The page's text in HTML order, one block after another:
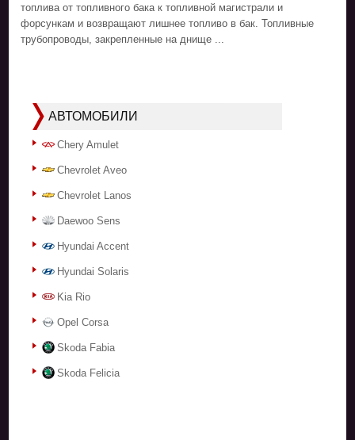
топлива от топливного бака к топливной магистрали и
форсункам и возвращают лишнее топливо в бак. Топливные
трубопроводы, закрепленные на днище ...
АВТОМОБИЛИ
Chery Amulet
Chevrolet Aveo
Chevrolet Lanos
Daewoo Sens
Hyundai Accent
Hyundai Solaris
Kia Rio
Opel Corsa
Skoda Fabia
Skoda Felicia